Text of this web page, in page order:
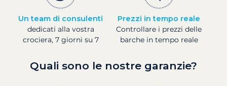
Un team di consulenti
dedicati alla vostra
crociera, 7 giorni su 7
Prezzi in tempo reale
Controllare i prezzi delle
barche in tempo reale
Quali sono le nostre garanzie?